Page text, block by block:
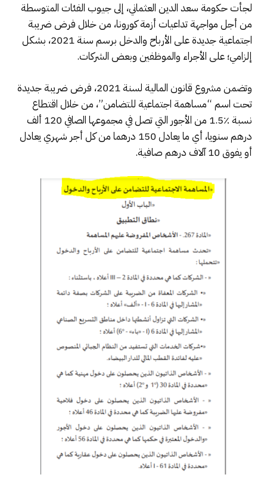
لجأت حكومة سعد الدين العثماني، إلى جيوب الفئات المتوسطة
من أجل مواجهة تداعيات أزمة كورونا، من خلال فرض ضريبة
اجتماعية جديدة على الأرباح والدخل برسم سنة 2021، بشكل
إلزامي؛ على الأجراء والموظفين وبعض الشركات.
وتضمن مشروع قانون المالية لسنة 2021، فرض ضريبة جديدة
تحت اسم “مساهمة اجتماعية للتضامن”، من خلال اقتطاع
نسبة ٪1.5 من الأجور التي تصل في مجموعها الصافي 120 ألف
درهم سنويا، أي ما يعادل 150 درهما من كل أجر شهري يعادل
أو يفوق 10 آلاف درهم صافية.